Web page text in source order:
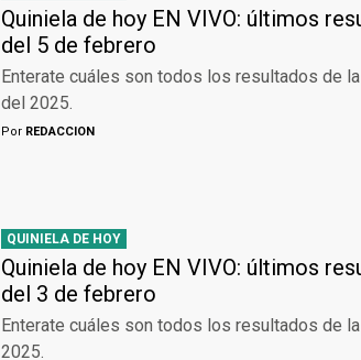
Quiniela de hoy EN VIVO: últimos
del 5 de febrero
Enterate cuáles son todos los resultados de
del 2025.
Por REDACCION
QUINIELA DE HOY
Quiniela de hoy EN VIVO: últimos
del 3 de febrero
Enterate cuáles son todos los resultados de
2025.